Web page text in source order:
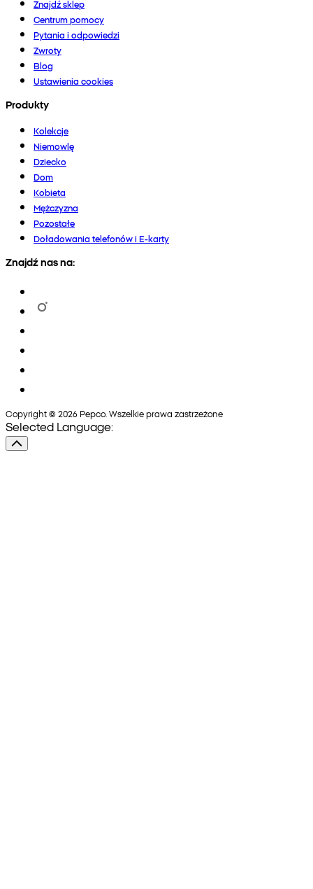
Znajdź sklep
Centrum pomocy
Pytania i odpowiedzi
Zwroty
Blog
Ustawienia cookies
Produkty
Kolekcje
Niemowlę
Dziecko
Dom
Kobieta
Mężczyzna
Pozostałe
Doładowania telefonów i E-karty
Znajdź nas na:
Copyright © 2026 Pepco. Wszelkie prawa zastrzeżone
Selected Language: